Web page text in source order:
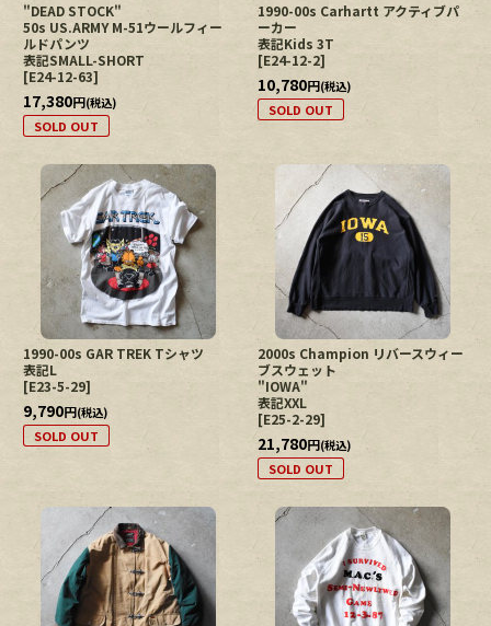
"DEAD STOCK"
50s US.ARMY M-51ウールフィー
ルドパンツ
表記SMALL-SHORT
[E24-12-63]
17,380円(税込)
SOLD OUT
1990-00s Carhartt アクティブパ
ーカー
表記Kids 3T
[E24-12-2]
10,780円(税込)
SOLD OUT
1990-00s GAR TREK Tシャツ
表記L
[E23-5-29]
9,790円(税込)
SOLD OUT
2000s Champion リバースウィー
ブスウェット
"IOWA"
表記XXL
[E25-2-29]
21,780円(税込)
SOLD OUT